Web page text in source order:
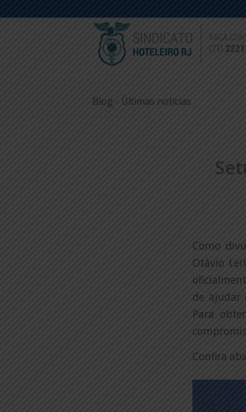
Blog - Últimas notícias
Como
Otávio
de ajudar
Para
Confira